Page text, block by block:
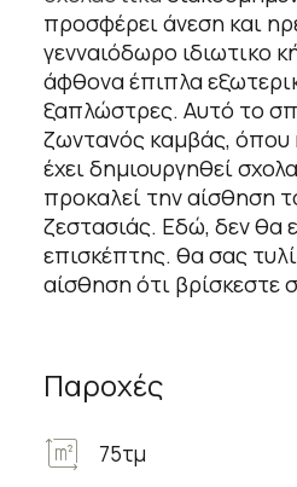
προσφέρει άνεση και
γενναιόδωρο ιδιωτικο
άφθονα έπιπλα
ξαπλώστρες. Αυτό το
ζωντανός καμβάς, όπου
έχει δημιουργηθεί
προκαλεί την αίσθηση
ζεστασιάς. Εδώ, δεν θα
επισκέπτης. θα σας
αίσθηση ότι βρίσκεστε
Παροχές
75τμ